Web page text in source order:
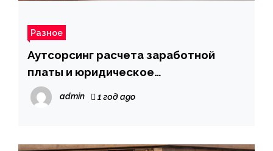
Разное
Аутсорсинг расчета заработной
платы и юридическое
сопровождение бизнеса: польза
профессиональных услуг
admin 1 год ago